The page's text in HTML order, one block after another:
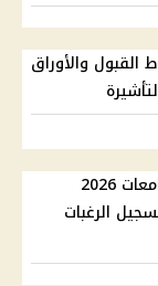
مصر 2026.. شروط القبول والأوراق
موعد ظهور نتيجة تنسيق الجامعات 2026
الرغبات